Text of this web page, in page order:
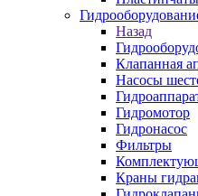
Назад
Клапанная
Насосы
Гидромотор
Гидронасос
Фильтры
Краны